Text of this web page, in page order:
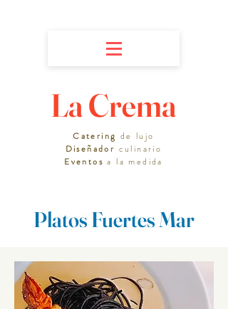
La Crema
Catering de lujo
Diseñador culinario
Eventos a la medida
Platos Fuertes Mar